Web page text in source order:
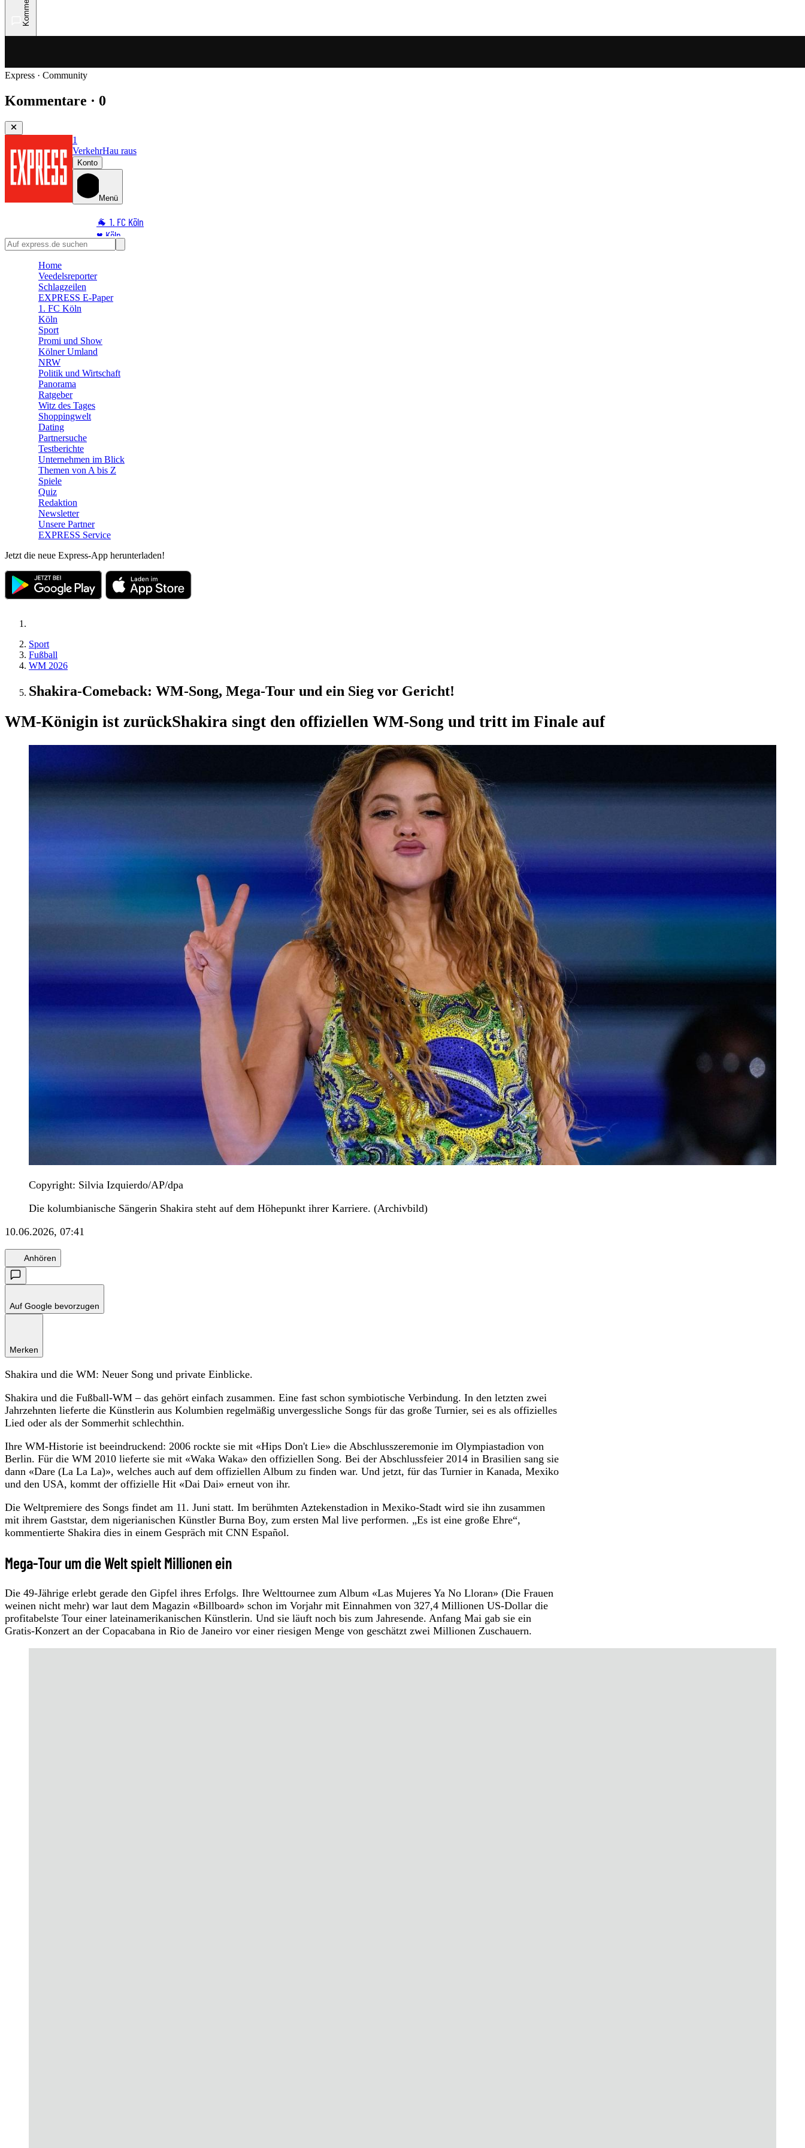
Express · Community
Kommentare · 0
1
VerkehrHau raus
Konto
Menü
🐐 1. FC Köln
♥️ Köln
⭐ Promi
🛒 Shoppingwelt
🧩 Spiele
Home
Veedelsreporter
Schlagzeilen
EXPRESS E-Paper
1. FC Köln
Köln
Sport
Promi und Show
Kölner Umland
NRW
Politik und Wirtschaft
Panorama
Ratgeber
Witz des Tages
Shoppingwelt
Dating
Partnersuche
Testberichte
Unternehmen im Blick
Themen von A bis Z
Spiele
Quiz
Redaktion
Newsletter
Unsere Partner
EXPRESS Service
Jetzt die neue Express-App herunterladen!
Sport
Fußball
WM 2026
Shakira-Comeback: WM-Song, Mega-Tour und ein Sieg vor Gericht!
WM-Königin ist zurückShakira singt den offiziellen WM-Song und tritt im Finale auf
Copyright: Silvia Izquierdo/AP/dpa
Die kolumbianische Sängerin Shakira steht auf dem Höhepunkt ihrer Karriere. (Archivbild)
10.06.2026, 07:41
Anhören
Auf Google bevorzugen
Merken
Shakira und die WM: Neuer Song und private Einblicke.
Shakira und die Fußball-WM – das gehört einfach zusammen. Eine fast schon symbiotische Verbindung. In den letzten zwei
Jahrzehnten lieferte die Künstlerin aus Kolumbien regelmäßig unvergessliche Songs für das große Turnier, sei es als offizielles
Lied oder als der Sommerhit schlechthin.
Ihre WM-Historie ist beeindruckend: 2006 rockte sie mit «Hips Don't Lie» die Abschlusszeremonie im Olympiastadion von
Berlin. Für die WM 2010 lieferte sie mit «Waka Waka» den offiziellen Song. Bei der Abschlussfeier 2014 in Brasilien sang sie
dann «Dare (La La La)», welches auch auf dem offiziellen Album zu finden war. Und jetzt, für das Turnier in Kanada, Mexiko
und den USA, kommt der offizielle Hit «Dai Dai» erneut von ihr.
Die Weltpremiere des Songs findet am 11. Juni statt. Im berühmten Aztekenstadion in Mexiko-Stadt wird sie ihn zusammen
mit ihrem Gaststar, dem nigerianischen Künstler Burna Boy, zum ersten Mal live performen. „Es ist eine große Ehre“,
kommentierte Shakira dies in einem Gespräch mit CNN Español.
Mega-Tour um die Welt spielt Millionen ein
Die 49-Jährige erlebt gerade den Gipfel ihres Erfolgs. Ihre Welttournee zum Album «Las Mujeres Ya No Lloran» (Die Frauen
weinen nicht mehr) war laut dem Magazin «Billboard» schon im Vorjahr mit Einnahmen von 327,4 Millionen US-Dollar die
profitabelste Tour einer lateinamerikanischen Künstlerin. Und sie läuft noch bis zum Jahresende. Anfang Mai gab sie ein
Gratis-Konzert an der Copacabana in Rio de Janeiro vor einer riesigen Menge von geschätzt zwei Millionen Zuschauern.